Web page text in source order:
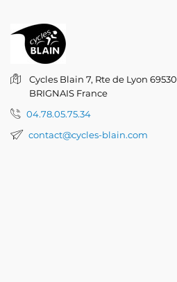
Cycles Blain 7, Rte de Lyon 69530
BRIGNAIS France
04.78.05.75.34
contact@cycles-blain.com